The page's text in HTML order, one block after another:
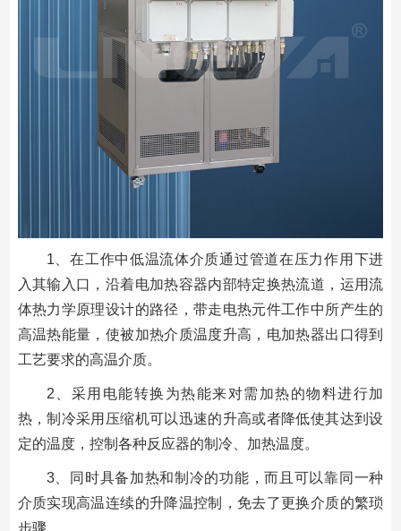
1、在工作中低温流体介质通过管道在压力作用下进
入其输入口，沿着电加热容器内部特定换热流道，运用流
体热力学原理设计的路径，带走电热元件工作中所产生的
高温热能量，使被加热介质温度升高，电加热器出口得到
工艺要求的高温介质。
2、采用电能转换为热能来对需加热的物料进行加
热，制冷采用压缩机可以迅速的升高或者降低使其达到设
定的温度，控制各种反应器的制冷、加热温度。
3、同时具备加热和制冷的功能，而且可以靠同一种
介质实现高温连续的升降温控制，免去了更换介质的繁琐
步骤。